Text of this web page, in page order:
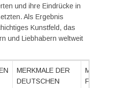
und ihre Eindrücke in
Als Ergebnis
Kunstfeld, das
und Liebhabern weltweit
MERKMALE DER
DEUTSCHEN
MERKMALE